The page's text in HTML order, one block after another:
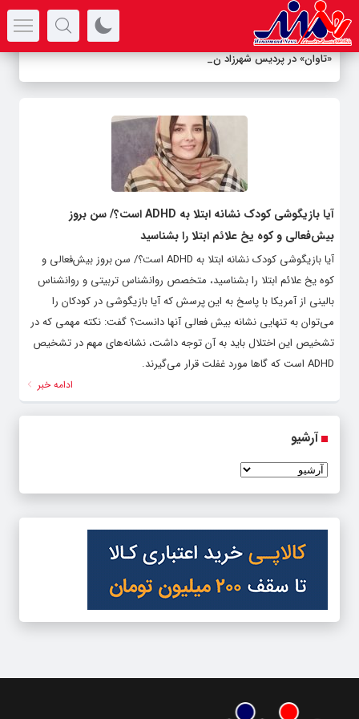
«تاوان» در پردیس شهرزاد نقد_
آیا بازیگوشی کودک نشانه ابتلا به ADHD است؟/ سن بروز
بیش‌فعالی و کوه یخ علائم ابتلا را بشناسید
آیا بازیگوشی کودک نشانه ابتلا به ADHD است؟/ سن بروز بیش‌فعالی و
کوه یخ علائم ابتلا را بشناسید، متخصص روانشناس تربیتی و روانشناس
بالینی از آمریکا با پاسخ به این پرسش که آیا بازیگوشی در کودکان را
می‌توان به تنهایی نشانه بیش فعالی آنها دانست؟ گفت: نکته مهمی که در
تشخیص این اختلال باید به آن توجه داشت، نشانه‌های مهم در تشخیص
ADHD است که گاها مورد غفلت قرار می‌گیرند.
ادامه خبر
آرشیو